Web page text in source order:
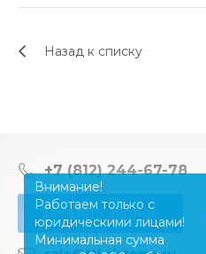
Назад к списку
+7 (812) 244-67-78
Заказать звонок
Внимание!
Работаем только с
юридическими лицами!
Минимальная сумма